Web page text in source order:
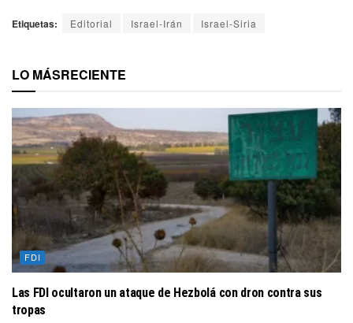
Etiquetas: Editorial Israel-Irán Israel-Siria
LO MÁSRECIENTE
FDI
Las FDI ocultaron un ataque de Hezbolá con dron contra sus
tropas